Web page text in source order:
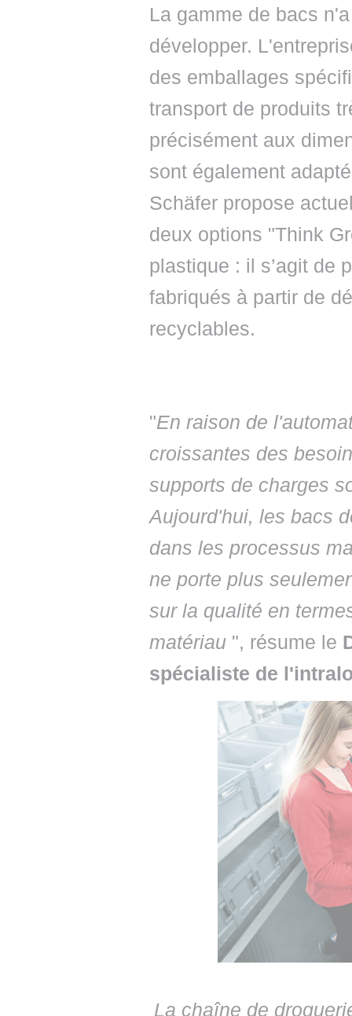
La gamme de bacs
développer.
des emballages
transport de produits
précisément aux
sont également
Schäfer propose
deux options "Think
plastique : il s’agit de
fabriqués à partir de
recyclables.
"En raison de
croissantes des
supports de charges
Aujourd'hui, les bacs
dans les processus
ne porte plus
sur la qualité en
matériau ", résume le
spécialiste de
La chaîne de